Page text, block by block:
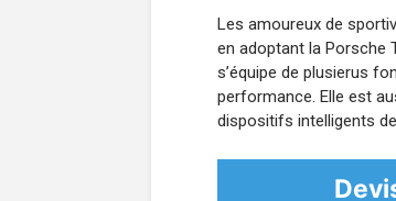
Les amoureux de
en adoptant la Porsche
s’équipe de plusierus
performance. Elle est
dispositifs intelligents